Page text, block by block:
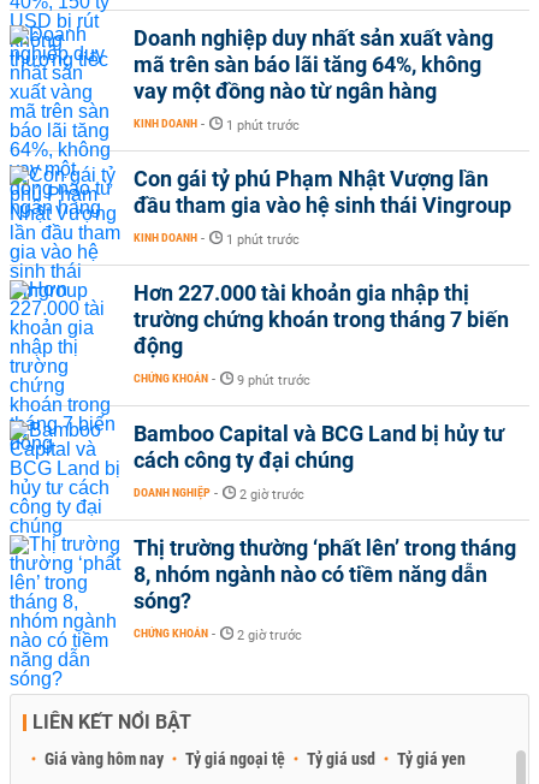
Doanh nghiệp duy nhất sản xuất vàng
mã trên sàn báo lãi tăng 64%, không
vay một đồng nào từ ngân hàng
KINH DOANH - 1 phút trước
Con gái tỷ phú Phạm Nhật Vượng lần
đầu tham gia vào hệ sinh thái Vingroup
KINH DOANH - 1 phút trước
Hơn 227.000 tài khoản gia nhập thị
trường chứng khoán trong tháng 7 biến
động
CHỨNG KHOÁN - 9 phút trước
Bamboo Capital và BCG Land bị hủy tư
cách công ty đại chúng
DOANH NGHIỆP - 2 giờ trước
Thị trường thường ‘phất lên’ trong tháng
8, nhóm ngành nào có tiềm năng dẫn
sóng?
CHỨNG KHOÁN - 2 giờ trước
LIÊN KẾT NỔI BẬT
Giá vàng hôm nay Tỷ giá ngoại tệ Tỷ giá usd Tỷ giá yen